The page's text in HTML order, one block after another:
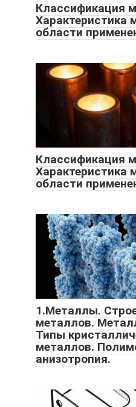
Классификация
Характеристика
области
Классификация
Характеристика
области
1.Металлы.
металлов.
Типы
металлов.
анизотропия.